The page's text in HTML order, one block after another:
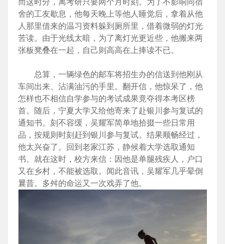
而这时分，离考研只要两个月时刻。为了不影响同宿
舍的工友歇息，他每天晚上等他人睡觉后，拿着从他
人那里借来的温习资料躲到厕所里，借着微弱的灯光
苦读。由于光线太暗，为了离灯光更近些，他搬来两
张板凳叠在一起，自己则高高在上捧读不已。
总算，一辆绿色的邮车将招生办的信送到他刚从
车间出来、沾满油污的手里。翻开信，他惊呆了，他
怎样也不相信自学参与的考试成果竟夺得本考区榜
首。随后，宁夏大学又给他寄来了赴银川参与复试的
通知书。刻不容缓，吴耀军简单地拾掇一些日常用
品，按规则时刻赶到银川参与复试。结果顺畅经过，
他太兴奋了。回到老家江苏，静候着大学选取通知
书。就在这时，校方来信：因他是单腿残疾人，户口
又在乡村，不能被选取。闻此音讯，吴耀军几乎晕倒
曩昔。多舛的命运又一次戏弄了他。